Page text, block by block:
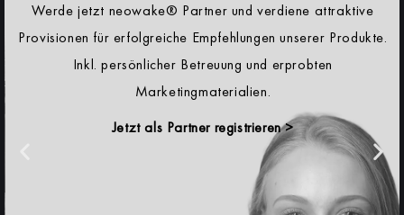
Werde jetzt neowake® Partner und verdiene attraktive
Provisionen für erfolgreiche Empfehlungen unserer Produkte.
Inkl. persönlicher Betreuung und erprobten
Marketingmaterialien.
Jetzt als Partner registrieren >